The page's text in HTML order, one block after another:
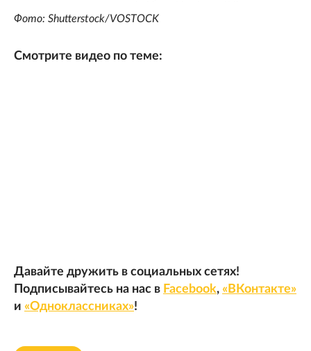
Фото: Shutterstock/VOSTOCK
Смотрите видео по теме:
Давайте дружить в социальных сетях!
Подписывайтесь на нас в Facebook, «ВКонтакте»
и «Одноклассниках»!